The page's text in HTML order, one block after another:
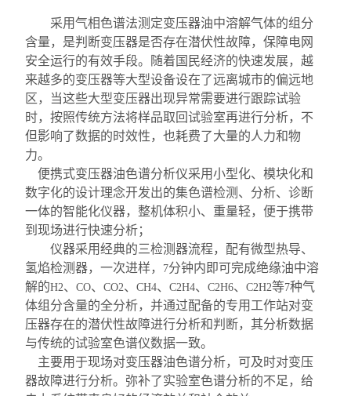
采用气相色谱法测定变压器油中溶解气体的组分
含量，是判断变压器是否存在潜伏性故障，保障电网
安全运行的有效手段。随着国民经济的快速发展，越
来越多的变压器等大型设备设在了远离城市的偏远地
区，当这些大型变压器出现异常需要进行跟踪试验
时，按照传统方法将样品取回试验室再进行分析，不
但影响了数据的时效性，也耗费了大量的人力和物
力。
便携式变压器油色谱分析仪采用小型化、模块化和
数字化的设计理念开发出的集色谱检测、分析、诊断
一体的智能化仪器，整机体积小、重量轻，便于携带
到现场进行快速分析；
仪器采用经典的三检测器流程，配有微型热导、
氢焰检测器，一次进样，
7分钟内即可完成绝缘油中溶
解的H2、CO、CO2、CH4、C2H4、C2H6、C2H2等7种气
体组分含量的全分析，并通过配备的专用工作站对变
压器存在的潜伏性故障进行分析和判断，其分析数据
与传统的试验室色谱仪数据一致。
主要用于现场对变压器油色谱分析，可及时对变压
器故障进行分析。弥补了实验室色谱分析的不足，给